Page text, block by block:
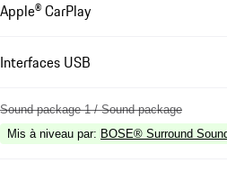
Apple® CarPlay
Interfaces USB
Sound package 1 / Sound package
Mis à niveau par: BOSE® Surround